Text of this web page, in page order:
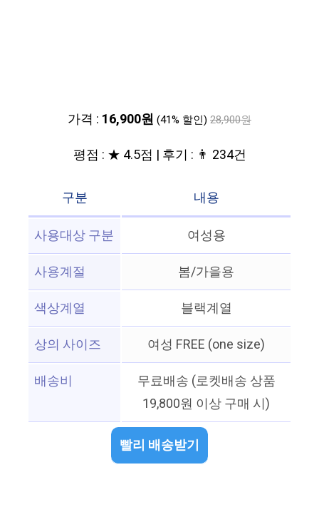
가격 : 16,900원 (41% 할인) 28,900원
평점 : ★ 4.5점 | 후기 : 👨‍‍ 234건
구분
내용
사용대상 구분
여성용
사용계절
봄/가을용
색상계열
블랙계열
상의 사이즈
여성 FREE (one size)
배송비
무료배송 (로켓배송 상품
19,800원 이상 구매 시)
빨리 배송받기